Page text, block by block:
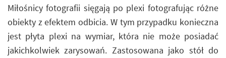
Miłośnicy fotografii sięgają po plexi fotografując różne
obiekty z efektem odbicia. W tym przypadku konieczna
jest płyta plexi na wymiar, która nie może posiadać
jakichkolwiek zarysowań. Zastosowana jako stół do